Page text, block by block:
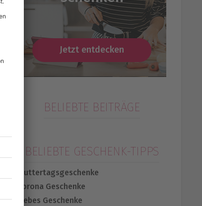
Jetzt entdecken
BELIEBTE BEITRÄGE
BELIEBTE GESCHENK-TIPPS
Muttertagsgeschenke
Corona Geschenke
Liebes Geschenke